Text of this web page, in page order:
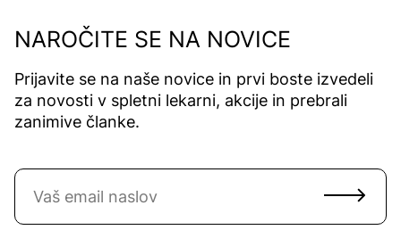
NAROČITE SE NA NOVICE
Prijavite se na naše novice in prvi boste izvedeli
za novosti v spletni lekarni, akcije in prebrali
zanimive članke.
Naročite se na novice